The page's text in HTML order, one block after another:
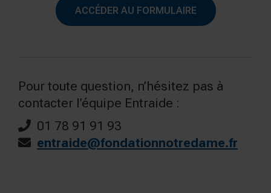
ACCÉDER AU FORMULAIRE
Pour toute question, n’hésitez pas à
contacter l’équipe Entraide :
01 78 91 91 93
entraide@fondationnotredame.fr